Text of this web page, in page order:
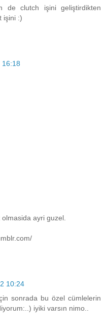
de clutch işini geliştirdikten
işini :)
16:18
ayri guzel.
10:24
sonrada bu özel cümlelerin
iyiki varsın nimo..